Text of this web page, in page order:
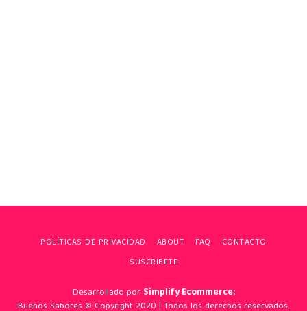
POLÍTICAS DE PRIVACIDAD ABOUT FAQ
CONTACTO
SUSCRIBETE
Desarrollado por Simplify Ecommerce;
Buenos Sabores © Copyright 2020 | Todos los derechos reservados.